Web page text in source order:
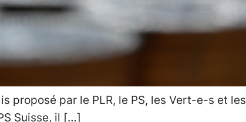
proposé par le PLR, le PS, les Vert-e-s et les
Suisse, il […]